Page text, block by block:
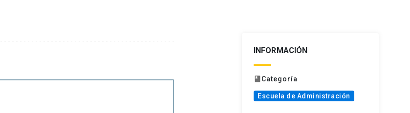
INFORMACIÓN
book Categoría
Escuela de Administración